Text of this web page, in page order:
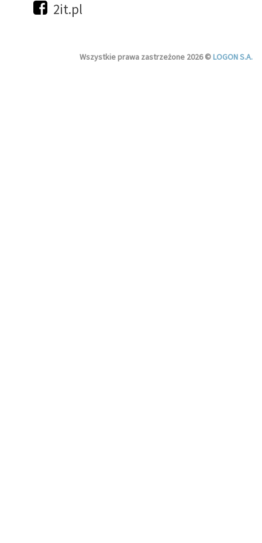
2it.pl
Wszystkie prawa zastrzeżone 2026 ©LOGON S.A.